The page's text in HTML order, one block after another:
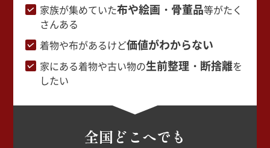
家族が集めていた布や絵画・骨董品等がたく
さんある
着物や布があるけど価値がわからない
家にある着物や古い物の生前整理・断捨離を
したい
全国どこへでも